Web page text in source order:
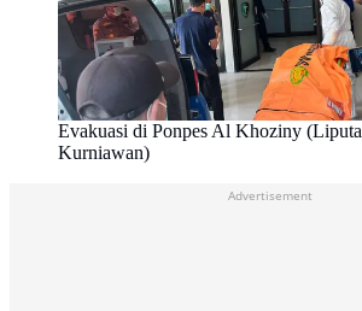
Evakuasi di Ponpes Al Khoziny
Kurniawan)
Advertisement